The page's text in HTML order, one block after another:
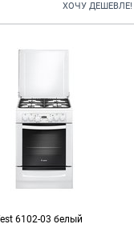
ХОЧУ ДЕШЕВЛЕ!
6102-03 белый